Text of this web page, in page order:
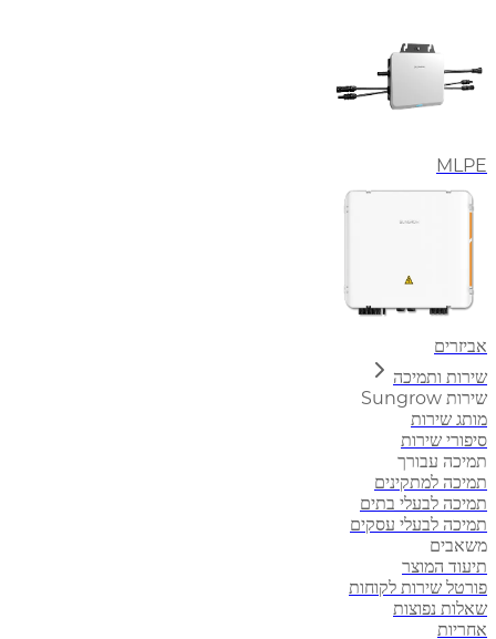
MLPE
אביזרים
שירות ותמיכה
שירות Sungrow
מותג שירות
סיפורי שירות
תמיכה עבורך
תמיכה למתקינים
תמיכה לבעלי בתים
תמיכה לבעלי עסקים
משאבים
תיעוד המוצר
פורטל שירות לקוחות
שאלות נפוצות
אחריות